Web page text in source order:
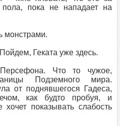
пока не нападает на
монстрами.
Геката уже здесь.
Что то чужое,
Подземного мира.
от поднявшегося Гадеса,
как будто пробуя, и
показывать слабость